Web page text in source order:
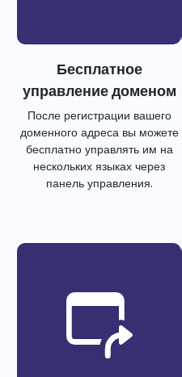
Бесплатное
управление доменом
После регистрации вашего
доменного адреса вы можете
бесплатно управлять им на
нескольких языках через
панель управления.